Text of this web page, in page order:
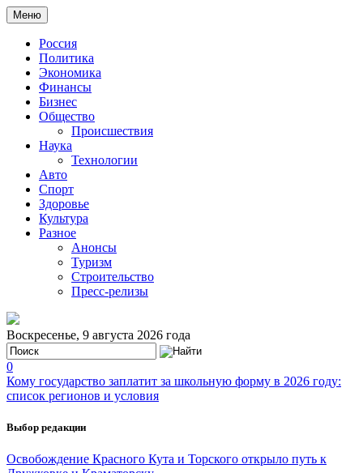
Меню
Россия
Политика
Экономика
Финансы
Бизнес
Общество
Происшествия
Наука
Технологии
Авто
Спорт
Здоровье
Культура
Разное
Анонсы
Туризм
Строительство
Пресс-релизы
Воскресенье, 9 августа 2026 года
0
Кому государство заплатит за школьную форму в 2026 году:
список регионов и условия
Выбор редакции
Освобождение Красного Кута и Торского открыло путь к